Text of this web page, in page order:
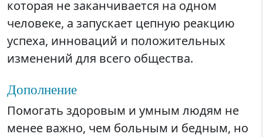
которая не заканчивается на одном
человеке, а запускает цепную реакцию
успеха, инноваций и положительных
изменений для всего общества.
Дополнение
Помогать здоровым и умным людям не
менее важно, чем больным и бедным, но